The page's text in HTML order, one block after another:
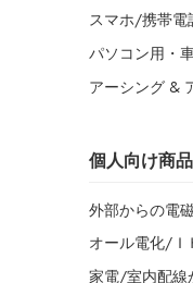
スマホ/携帯電
パソコン用・
アーシング &
個人向け商品
外部からの電
オール電化/Ｉ
家電/室内配線